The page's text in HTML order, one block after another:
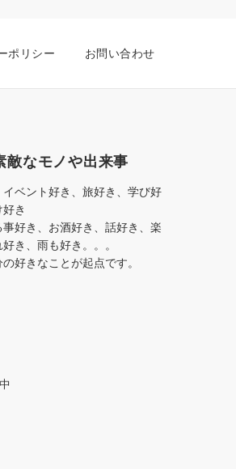
ポリシー お問い合わせ
敵なモノや出来事
ベント好き、旅好き、学び好
き
好き、お酒好き、話好き、楽
き、雨も好き。。。
好きなことが起点です。